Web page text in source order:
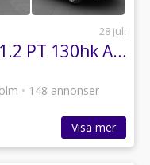
28 juli
Peugeot 308 5D STYLE 1.2 PT 130hk Aut PANO B-KAMERA
• 148 annonser
Visa mer